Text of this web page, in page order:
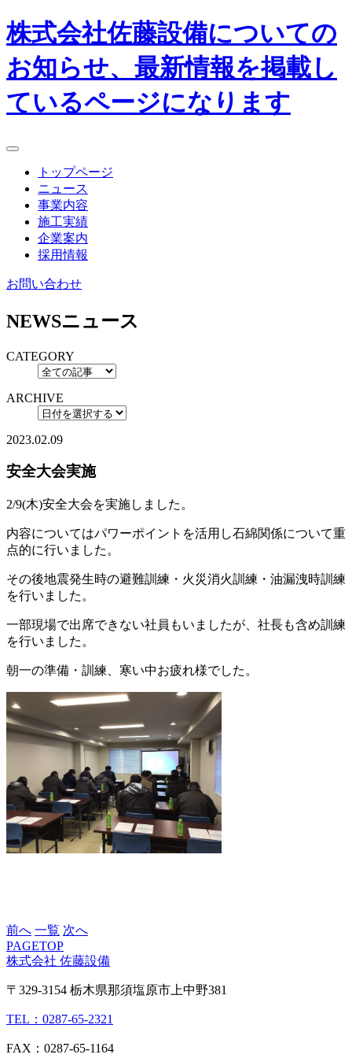
株式会社佐藤設備についての
お知らせ、最新情報を掲載し
ているページになります
トップページ
ニュース
事業内容
施工実績
企業案内
採用情報
お問い合わせ
NEWSニュース
CATEGORY
ARCHIVE
2023.02.09
安全大会実施
2/9(木)安全大会を実施しました。
内容についてはパワーポイントを活用し石綿関係について重
点的に行いました。
その後地震発生時の避難訓練・火災消火訓練・油漏洩時訓練
を行いました。
一部現場で出席できない社員もいましたが、社長も含め訓練
を行いました。
朝一の準備・訓練、寒い中お疲れ様でした。
前へ 一覧 次へ
PAGETOP
株式会社 佐藤設備
〒329-3154 栃木県那須塩原市上中野381
TEL：0287-65-2321
FAX：0287-65-1164